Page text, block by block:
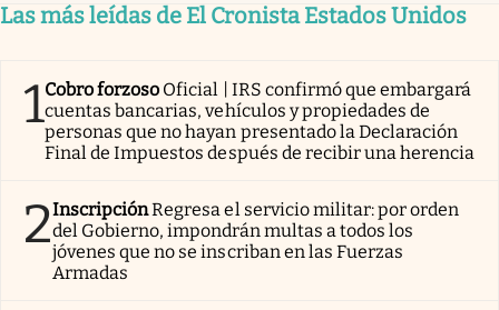
Las más leídas de El Cronista Estados Unidos
1Cobro forzoso Oficial | IRS confirmó que embargará
cuentas bancarias, vehículos y propiedades de
personas que no hayan presentado la Declaración
Final de Impuestos después de recibir una herencia
2InscripciónRegresa el servicio militar: por orden
del Gobierno, impondrán multas a todos los
jóvenes que no se inscriban en las Fuerzas
Armadas